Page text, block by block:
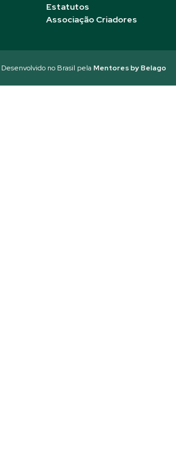
Estatutos
Associação Criadores
Desenvolvido no Brasil pela Mentores by Belago